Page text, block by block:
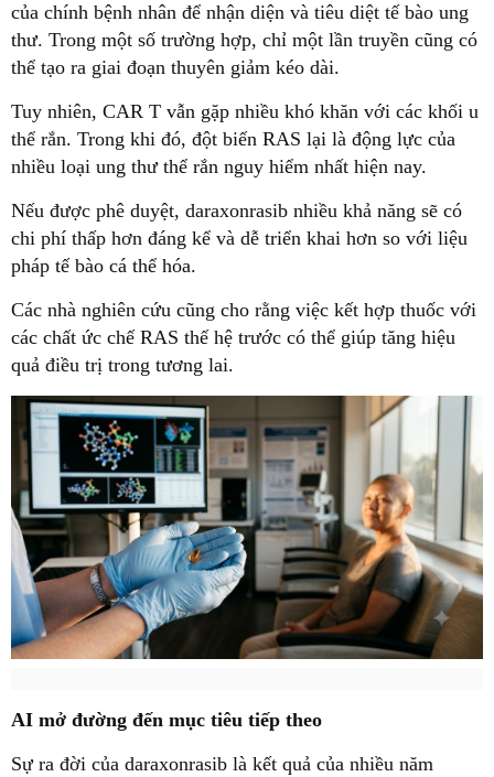
của chính bệnh nhân để nhận diện và tiêu diệt tế bào ung
thư. Trong một số trường hợp, chỉ một lần truyền cũng có
thể tạo ra giai đoạn thuyên giảm kéo dài.
Tuy nhiên, CAR T vẫn gặp nhiều khó khăn với các khối u
thể rắn. Trong khi đó, đột biến RAS lại là động lực của
nhiều loại ung thư thể rắn nguy hiểm nhất hiện nay.
Nếu được phê duyệt, daraxonrasib nhiều khả năng sẽ có
chi phí thấp hơn đáng kể và dễ triển khai hơn so với liệu
pháp tế bào cá thể hóa.
Các nhà nghiên cứu cũng cho rằng việc kết hợp thuốc với
các chất ức chế RAS thế hệ trước có thể giúp tăng hiệu
quả điều trị trong tương lai.
AI mở đường đến mục tiêu tiếp theo
Sự ra đời của daraxonrasib là kết quả của nhiều năm